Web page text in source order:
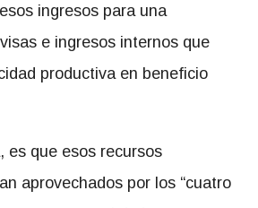
ingresos para una
e ingresos internos que
productiva en beneficio
es que esos recursos
aprovechados por los “cuatro